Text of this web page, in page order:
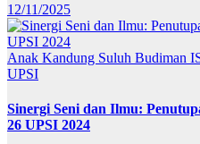
12/11/2025
Anak Kandung Suluh Budiman
UPSI
Sinergi Seni dan Ilmu:
26 UPSI 2024